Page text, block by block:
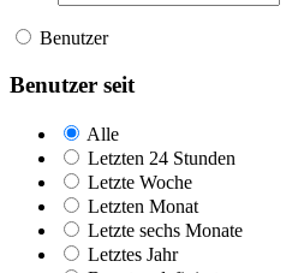
Benutzer
Benutzer seit
Alle
Letzten 24 Stunden
Letzte Woche
Letzten Monat
Letzte sechs Monate
Letztes Jahr